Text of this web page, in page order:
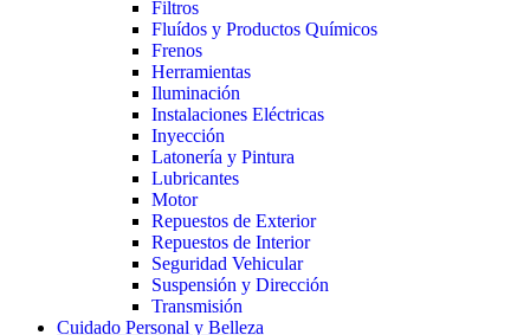
Filtros
Fluídos y Productos Químicos
Frenos
Herramientas
Iluminación
Instalaciones Eléctricas
Inyección
Latonería y Pintura
Lubricantes
Motor
Repuestos de Exterior
Repuestos de Interior
Seguridad Vehicular
Suspensión y Dirección
Transmisión
Cuidado Personal y Belleza